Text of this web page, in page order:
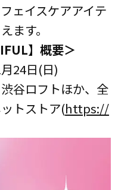
ェイスケアアイテ
ます。
】概要＞
24日(日)
谷ロフトほか、全
トストア(https://